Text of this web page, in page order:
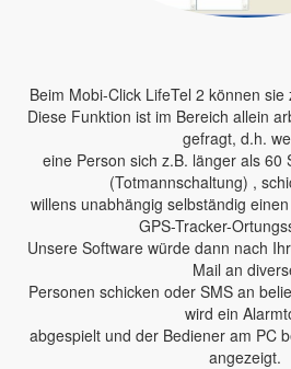
Beim Mobi-Click LifeTel 2 können
Diese Funktion ist im Bereich allein
gefragt, d.h.
eine Person sich z.B. länger als 60
(Totmannschaltung) ,
willens unabhängig selbständig
GPS-Tracker-
Unsere Software würde dann nach
Mail an
Personen schicken oder SMS an
wird ein
abgespielt und der Bediener am PC
angezeigt.